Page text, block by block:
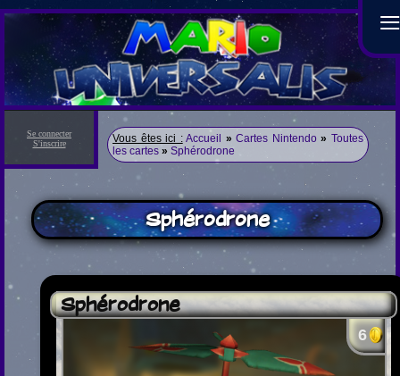
≡
Se connecter
S'inscrire
Vous êtes ici : Accueil » Cartes Nintendo » Toutes
les cartes » Sphérodrone
Sphérodrone
Sphérodrone
6